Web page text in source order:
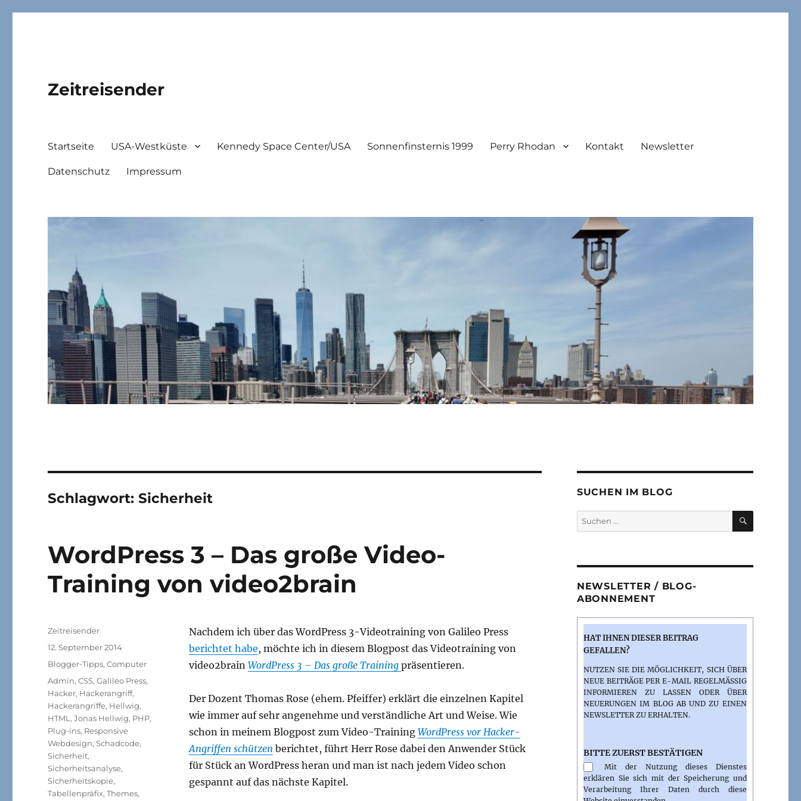
Zeitreisender
Startseite USA-Westküste Kennedy Space Center/USA Sonnenfinsternis 1999 Perry Rhodan Kontakt Newsletter
Datenschutz Impressum
Schlagwort:Sicherheit
WordPress 3 – Das große Video-
Training von video2brain
Nachdem ich über das WordPress 3-Videotraining von Galileo Press
berichtet habe, möchte ich in diesem Blogpost das Videotraining von
video2brain WordPress 3 – Das große Training präsentieren.
Der Dozent Thomas Rose (ehem. Pfeiffer) erklärt die einzelnen Kapitel
wie immer auf sehr angenehme und verständliche Art und Weise. Wie
schon in meinem Blogpost zum Video-Training WordPress vor Hacker-
Angriffen schützen berichtet, führt Herr Rose dabei den Anwender Stück
für Stück an WordPress heran und man ist nach jedem Video schon
gespannt auf das nächste Kapitel.
Autor
Zeitreisender
Veröffentlicht
am
12. September 2014
Kategorien
Blogger-Tipps,Computer
Schlagwörter
Admin,CSS,Galileo Press,
Hacker, Hackerangriff,
Hackerangriffe, Hellwig,
HTML ,Jonas Hellwig, PHP,
Plug-ins, Responsive
Webdesign,Schadcode,
Sicherheit,
Sicherheitsanalyse,
Sicherheitskopie,
Tabellenpräfix,Themes,
SUCHEN IM BLOG
Suchen
nach:
SUCHEN
NEWSLETTER / BLOG-
ABONNEMENT
HAT IHNEN DIESER BEITRAG
GEFALLEN?
NUTZEN SIE DIE MÖGLICHKEIT, SICH ÜBER
NEUE BEITRÄGE PER E-MAIL REGELMÄSSIG I
NFORMIEREN ZU LASSEN ODER ÜBER N
EUERUNGEN IM BLOG AB UND ZU EINEN N
EWSLETTER ZU ERHALTEN.
BITTE ZUERST BESTÄTIGEN
Mit der Nutzung dieses Dienstes
erklären Sie sich mit der Speicherung und
Verarbeitung Ihrer Daten durch diese